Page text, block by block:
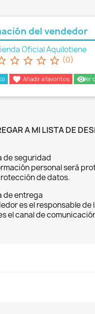
del vendedor
Oficial Aquilotiene
star_border star_border star_border star_border (0)
 Añadir a favoritos remove_red_eyeVer
A MI LISTA DE
de seguridad
personal será
de datos.
de entrega
es el responsable
el canal de